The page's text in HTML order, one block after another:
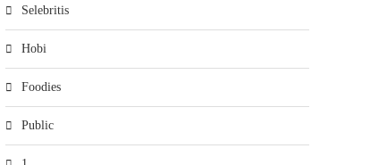
Selebritis
Hobi
Foodies
Public